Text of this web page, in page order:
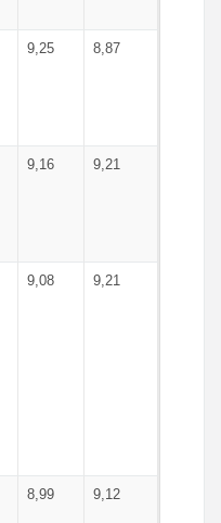
9,25 8,87
9,16 9,21
9,08 9,21
8,99 9,12